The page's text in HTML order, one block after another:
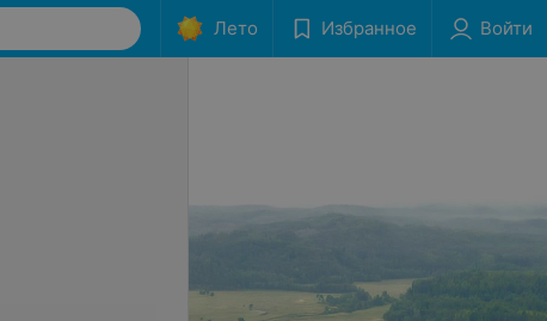
Лето Избранное Войти